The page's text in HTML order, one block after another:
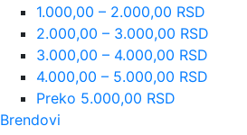
1.000,00 – 2.000,00 RSD
2.000,00 – 3.000,00 RSD
3.000,00 – 4.000,00 RSD
4.000,00 – 5.000,00 RSD
Preko 5.000,00 RSD
Brendovi